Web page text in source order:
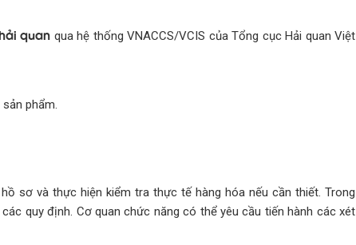
quan qua hệ thống VNACCS/VCIS của Tổng cục Hải quan Việt
phẩm.
sơ và thực hiện kiểm tra thực tế hàng hóa nếu cần thiết. Trong
quy định. Cơ quan chức năng có thể yêu cầu tiến hành các xét